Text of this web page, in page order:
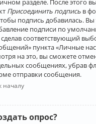
Присоединить подпись в
подпись добавилась.
подписи по
соответствующий
пункта «Личные
на это, вы сможете
сообщениях, убрав
отправки сообщения.
началу
опрос?